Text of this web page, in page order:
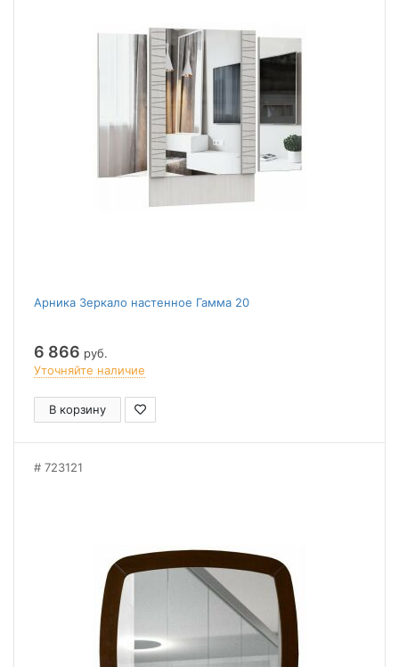
Арника Зеркало настенное Гамма 20
6 866 руб.
Уточняйте наличие
В корзину
723121